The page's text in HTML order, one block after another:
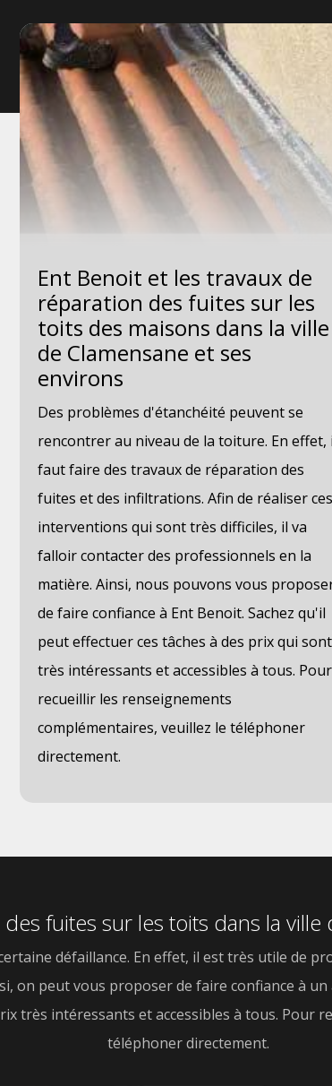
Ent Benoit et les travaux de
réparation des fuites sur les
toits des maisons dans la ville
de Clamensane et ses
environs
Des problèmes d'étanchéité peuvent se
rencontrer au niveau de la toiture. En effet,
faut faire des travaux de réparation des
fuites et des infiltrations. Afin de réaliser ces
interventions qui sont très difficiles, il va
falloir contacter des professionnels en la
matière. Ainsi, nous pouvons vous
de faire confiance à Ent Benoit. Sachez qu'il
peut effectuer ces tâches à des prix qui sont
très intéressants et accessibles à tous. Pour
recueillir les renseignements
complémentaires, veuillez le téléphoner
directement.
fuites sur les toits dans la
défaillance. En effet, il est très utile de
on peut vous proposer de faire confiance à
très intéressants et accessibles à tous. Pour
téléphoner directement.